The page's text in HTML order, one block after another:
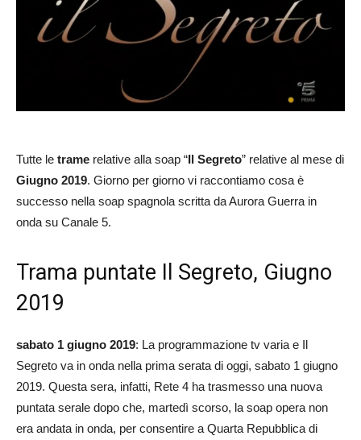
Tutte le trame relative alla soap “Il Segreto” relative al mese di
Giugno 2019. Giorno per giorno vi raccontiamo cosa è
successo nella soap spagnola scritta da Aurora Guerra in
onda su Canale 5.
Trama puntate Il Segreto, Giugno
2019
sabato 1 giugno 2019: La programmazione tv varia e Il
Segreto va in onda nella prima serata di oggi, sabato 1 giugno
2019. Questa sera, infatti, Rete 4 ha trasmesso una nuova
puntata serale dopo che, martedì scorso, la soap opera non
era andata in onda, per consentire a Quarta Repubblica di